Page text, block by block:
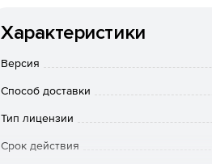
все IP-устройства в сети и статусы
Многоуровневая архитектура.
безопасности в пределах всей
локальный контроль.
Защита от вторжений.
Характеристики
Версия
Способ доставки
Тип лицензии
Срок действия